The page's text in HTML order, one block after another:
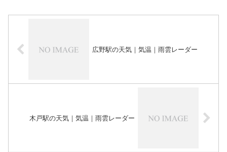
広野駅の天気｜気温｜雨雲レーダー
木戸駅の天気｜気温｜雨雲レーダー